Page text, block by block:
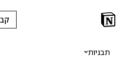
קבלת Notion בחינם
תבניות